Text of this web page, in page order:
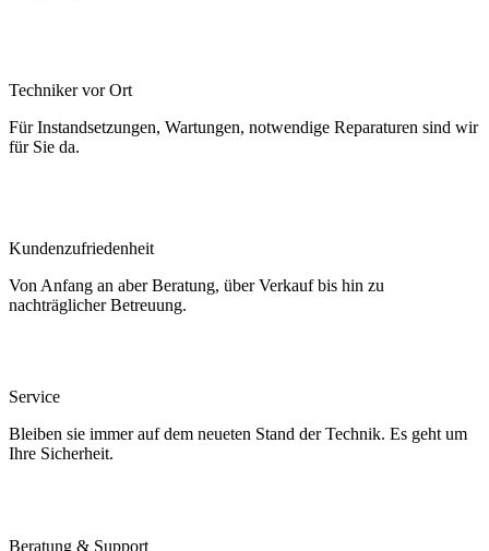
Techniker vor Ort
Für Instandsetzungen, Wartungen, notwendige Reparaturen sind wir
für Sie da.
Kundenzufriedenheit
Von Anfang an aber Beratung, über Verkauf bis hin zu
nachträglicher Betreuung.
Service
Bleiben sie immer auf dem neueten Stand der Technik. Es geht um
Ihre Sicherheit.
Beratung & Support